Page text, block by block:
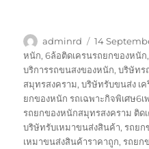
Author
adminrd
Posted
on
14
หนัก,6ล้อติดเครนรถยกของหนัก
บริการรถขนสงของหนัก,บริษัทร
สมุทรสงคราม,บริษัทรับขนส่ง เค
ยกของหนัก รถเฉพาะกิจพิเศษ6เ
รถยกของหนักสมุทรสงคราม ติด
บริษัทรับเหมาขนส่งสินค้า,รถยก
เหมาขนส่งสินค้าราคาถูก,รถยก